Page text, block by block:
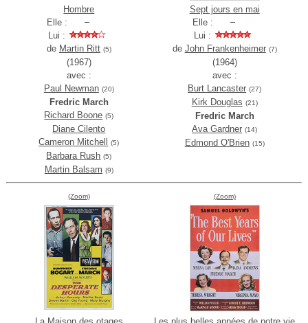
Hombre
Elle :
Lui :
de Martin Ritt (5)
(1967)
avec :
Paul Newman (20)
Fredric March
Richard Boone (5)
Diane Cilento
Cameron Mitchell
(5)
Barbara Rush (5)
Martin Balsam (9)
Sept jours en mai
Elle :
Lui :
de John Frankenheimer (7)
(1964)
avec :
Burt Lancaster (27)
Kirk Douglas (21)
Fredric March
Ava Gardner (14)
Edmond O'Brien (15)
(Zoom) (Zoom)